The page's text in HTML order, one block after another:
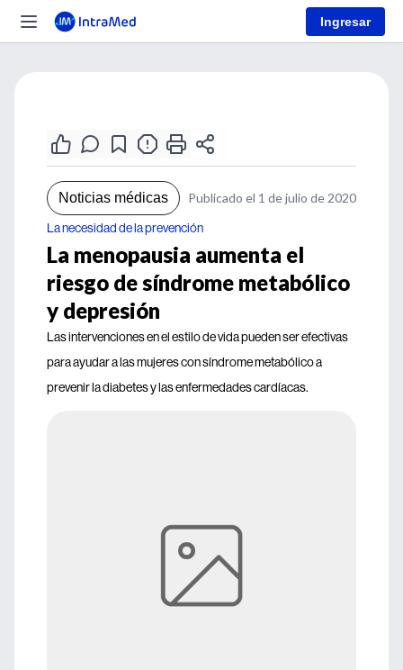
Ingresar
Noticias médicas Publicado el 1 de julio de 2020
La necesidad de la prevención
La menopausia aumenta el
riesgo de síndrome metabólico
y depresión
Las intervenciones en el estilo de vida pueden ser efectivas
para ayudar a las mujeres con síndrome metabólico a
prevenir la diabetes y las enfermedades cardíacas.